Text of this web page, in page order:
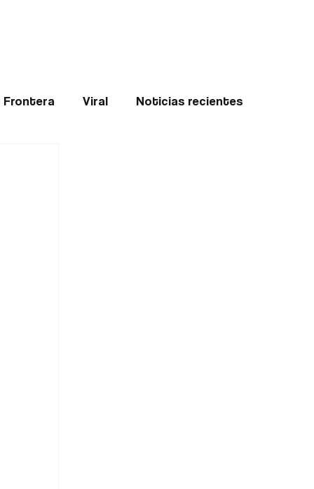
Frontera Viral Noticias recientes